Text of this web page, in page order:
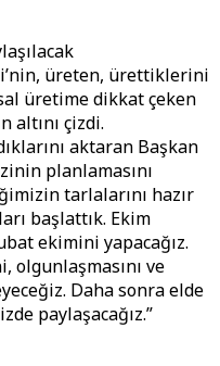
üreten, ürettiklerini
üretime dikkat çeken
altını çizdi.
aktaran Başkan
planlamasını
tarlalarını hazır
başlattık. Ekim
ekimini yapacağız.
olgunlaşmasını ve
Daha sonra elde
paylaşacağız.”